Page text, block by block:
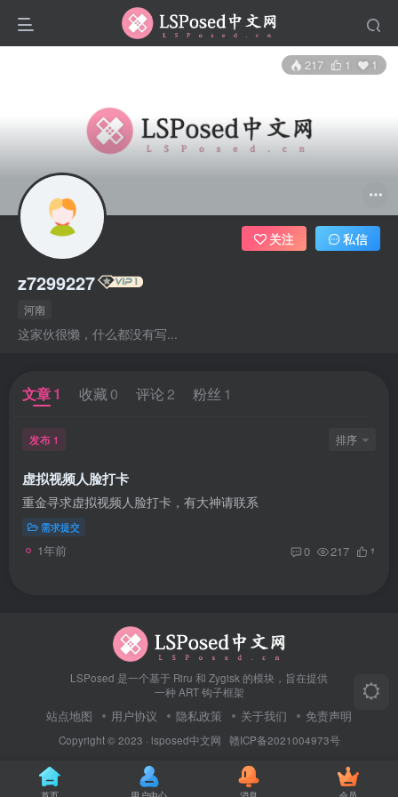
217 1 1
z7299227
河南
这家伙很懒，什么都没有写...
关注 私信
文章1 收藏 0 评论 2 粉丝 1
发布 1 排序
虚拟视频人脸打卡
重金寻求虚拟视频人脸打卡，有大神请联系
需求提交
1年前 0 217 1
LSPosed 是一个基于 Riru 和 Zygisk 的模块，旨在提供
一种 ART 钩子框架
站点地图 用户协议 隐私政策 关于我们 免责声明
Copyright © 2023 · lsposed中文网 赣ICP备2021004973号